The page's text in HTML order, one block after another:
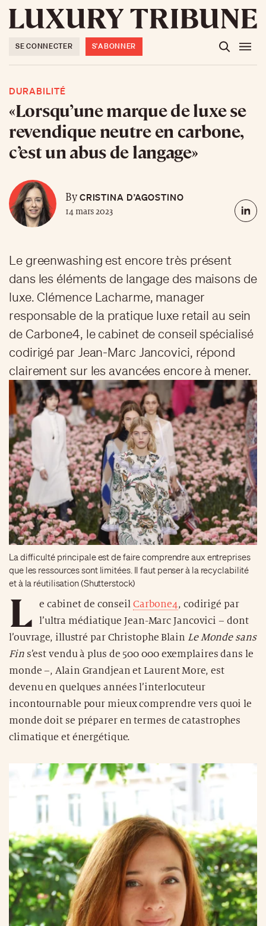
SE CONNECTER S'ABONNER
DURABILITÉ
«Lorsqu’une marque de luxe se
revendique neutre en carbone,
c’est un abus de langage»
ByCRISTINA D’AGOSTINO
14 mars 2023
Le greenwashing est encore très présent
dans les éléments de langage des maisons de
luxe. Clémence Lacharme, manager
responsable de la pratique luxe retail au sein
de Carbone4, le cabinet de conseil spécialisé
codirigé par Jean-Marc Jancovici, répond
clairement sur les avancées encore à mener.
La difficulté principale est de faire comprendre aux entreprises
que les ressources sont limitées. Il faut penser à la recyclabilité
et à la réutilisation (Shutterstock)
L e cabinet de conseil Carbone4, codirigé par
l’ultra médiatique Jean-Marc Jancovici – dont
l’ouvrage, illustré par Christophe Blain Le Monde sans
Fins’est vendu à plus de 500 000 exemplaires dans le
monde –, Alain Grandjean et Laurent More, est
devenu en quelques années l’interlocuteur
incontournable pour mieux comprendre vers quoi le
monde doit se préparer en termes de catastrophes
climatique et énergétique.